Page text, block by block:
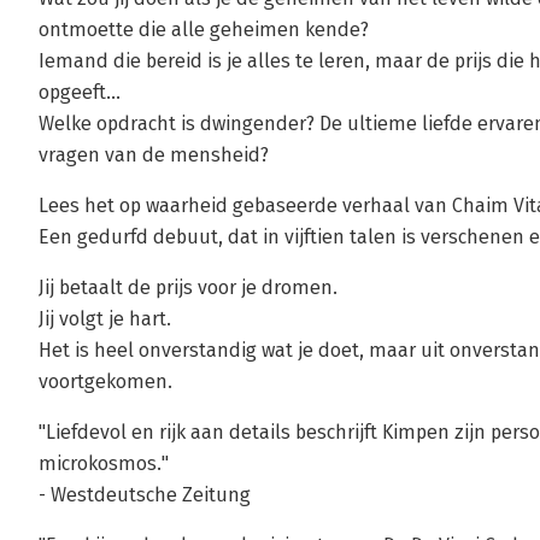
ontmoette die alle geheimen kende?
Iemand die bereid is je alles te leren, maar de prijs die
opgeeft...
Welke opdracht is dwingender? De ultieme liefde
vragen van de mensheid?
Lees het op waarheid gebaseerde verhaal van Chaim
Een gedurfd debuut, dat in vijftien talen is verschenen
Jij betaalt de prijs voor je dromen.
Jij volgt je hart.
Het is heel onverstandig wat je doet, maar uit
voortgekomen.
"Liefdevol en rijk aan details beschrijft Kimpen zijn
microkosmos."
- Westdeutsche Zeitung